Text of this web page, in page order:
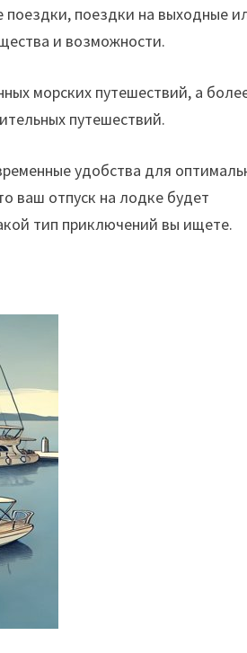
поездки, поездки на выходные
и возможности.
морских путешествий, а
путешествий.
удобства для
ваш отпуск на лодке будет
тип приключений вы ищете.